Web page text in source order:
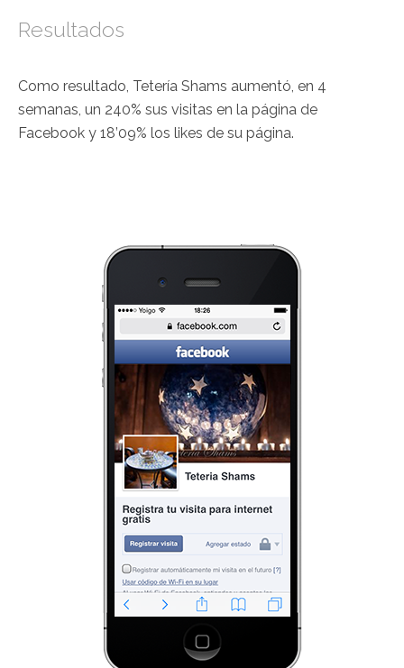
Resultados
Como resultado, Tetería Shams aumentó, en 4
semanas, un 240% sus visitas en la página de
Facebook y 18’09% los likes de su página.